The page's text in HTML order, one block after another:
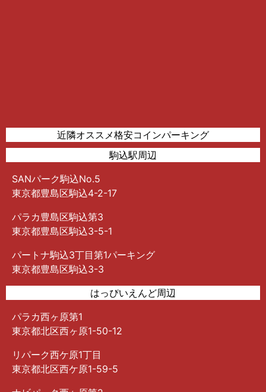
近隣オススメ格安コインパーキング
駒込駅周辺
SANパーク駒込No.5
東京都豊島区駒込4-2-17
パラカ豊島区駒込第3
東京都豊島区駒込3-5-1
パートナ駒込3丁目第1パーキング
東京都豊島区駒込3-3
はっぴいえんど周辺
パラカ西ヶ原第1
東京都北区西ヶ原1-50-12
リパーク西ケ原1丁目
東京都北区西ケ原1-59-5